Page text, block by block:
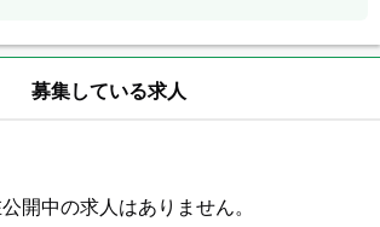
募集している求人
開中の求人はありません。